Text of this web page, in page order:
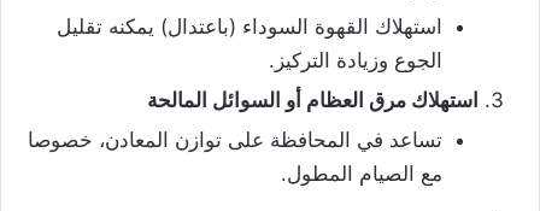
استهلاك القهوة السوداء (باعتدال) يمكنه تقليل
الجوع وزيادة التركيز.
استهلاك مرق العظام أو السوائل المالحة
تساعد في المحافظة على توازن المعادن، خصوصا
مع الصيام المطول.